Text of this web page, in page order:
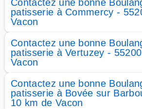
Contactez une bonne
patisserie à Commercy -
Vacon
Contactez une bonne
patisserie à Vertuzey -
Vacon
Contactez une bonne
patisserie à Bovée sur
10 km de Vacon